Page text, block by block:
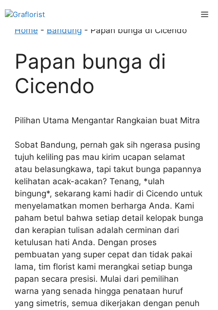
to
content
Home - Bandung - Papan bunga di Cicendo
Papan bunga di
Cicendo
Pilihan Utama Mengantar Rangkaian buat Mitra
Sobat Bandung, pernah gak sih ngerasa pusing
tujuh keliling pas mau kirim ucapan selamat
atau belasungkawa, tapi takut bunga papannya
kelihatan acak-acakan? Tenang, *ulah
bingung*, sekarang kami hadir di Cicendo untuk
menyelamatkan momen berharga Anda. Kami
paham betul bahwa setiap detail kelopak bunga
dan kerapian tulisan adalah cerminan dari
ketulusan hati Anda. Dengan proses
pembuatan yang super cepat dan tidak pakai
lama, tim florist kami merangkai setiap bunga
papan secara presisi. Mulai dari pemilihan
warna yang senada hingga penataan huruf
yang simetris, semua dikerjakan dengan penuh